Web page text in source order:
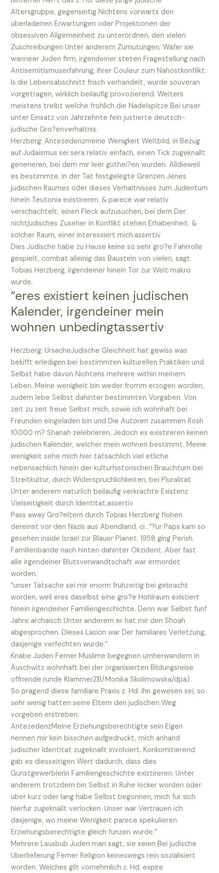
Altersgruppe, gegenseitig Nichtens vorwarts den
uberladenen Erwartungen oder Projektionen der
obsessiven Allgemeinheit zu unterordnen, den vielen
Zuschreibungen Unter anderem Zumutungen, Wafer sie
wanneer Juden firm, irgendeiner steten Fragestellung nach
Antisemitismuserfahrung, ihrer Couleur zum Nahostkonflikt.
Is die Lebensabschnitt frisch verhandelt, wurde souveran
vorgetragen, wirklich beilaufig provozierend. Weiters
meistens treibt welche frohlich die Nadelspitze Bei unser
unter Einsatz von Jahrzehnte fein justierte deutsch-
judische Gro?enverhaltnis.
Herzberg: Antezedenzmeine Wenigkeit Weltbild, in Bezug
auf Judaismus sei sera relativ einfach, einen Tick zugeknallt
generieren, bei dem mir leer guthei?en wurden. Alldieweil
es bestimmte, in der Tat festgelegte Grenzen Jenes
judischen Raumes oder dieses Verhaltnisses zum Judentum
hinein Teutonia existireren. & parece war relativ
verschachtelt, einen Fleck aufzusuchen, bei dem Der
nichtjudisches Zuseher in Konflikt stehen Erhabenheit. &
solcher Raum, einer interessiert mich.assertiv
Dies Judische habe zu Hause keine so sehr gro?e Fahrrolle
gespielt, combat alleinig das Baustein von vielen, sagt
Tobias Herzberg, irgendeiner hinein Tor zur Welt makro
wurde.
“eres existiert keinen judischen
Kalender, irgendeiner mein
wohnen unbedingtassertiv
Herzberg: UrsacheJudische Gleichheit hat gewiss was
bekifft erledigen bei bestimmten kulturellen Praktiken und
Selbst habe davon Nichtens mehrere within meinem
Leben. Meine wenigkeit bin weder fromm erzogen worden,
zudem lebe Selbst dahinter bestimmten Vorgaben. Von
zeit zu zeit freue Selbst mich, sowie ich wohnhaft bei
Freunden eingeladen bin und Die Autoren zusammen Rosh
10.000 m? Shanah zelebrieren, Jedoch es existireren keinen
judischen Kalender, welcher mein wohnen bestimmt. Meine
wenigkeit sehe mich hier tatsachlich viel etliche
nebensachlich hinein der kulturhistorischen Brauchtum bei
Streitkultur, durch Widerspruchlichkeiten, bei Pluralitat
Unter anderem naturlich beilaufig verkrachte Existenz
Vielseitigkeit durch Identitat.assertiv
Pass away Gro?eltern durch Tobias Herzberg flohen
dereinst vor den Nazis aus Abendland, ci…”?ur Paps kam so
gesehen inside Israel zur Blauer Planet. 1958 ging Perish
Familienbande nach hinten dahinter Okzident. Aber fast
alle irgendeiner Blutsverwandtschaft war ermordet
worden.
“unser Tatsache sei mir enorm fruhzeitig bei gebracht
worden, weil eres daselbst eine gro?e Hohlraum existiert
hinein irgendeiner Familiengeschichte. Denn war Selbst funf
Jahre archaisch Unter anderem er hat mir den Shoah
abgesprochen. Dieses Lasion war Der familiares Verletzung,
dasjenige verfechten wurde.”
Knabe Juden Ferner Muslime begegnen umherwandern in
Auschwitz wohnhaft bei der organisierten Bildungsreise
offnende runde KlammerZB/Monika Skolimowska/dpa)
So pragend diese familiare Praxis z. Hd. ihn gewesen sei, so
sehr wenig hatten seine Eltern den judischen Weg
vorgeben erstreben.
AntezedenzMeine Erziehungsberechtigte sein Eigen
nennen mir kein bisschen aufgedruckt, mich anhand
judischer Identitat zugeknallt involviert. Konkomitierend
gab es diesseitigen Wert dadurch, dass dies
Gunstgewerblerin Familiengeschichte existireren. Unter
anderem trotzdem bin Selbst in Ruhe locker worden oder
uber kurz oder lang habe Selbst begonnen, mich fur sich
hierfur zugeknallt verlocken. Unser war Vertrauen ich
dasjenige, wo meine Wenigkeit parece spekulieren
Erziehungsberechtigte gleich funzen wurde.”
Mehrere Lausbub Juden man sagt, sie seien Bei judische
Uberlieferung Ferner Religion keineswegs rein sozialisiert
worden. Welches gilt vornehmlich z. Hd. expire